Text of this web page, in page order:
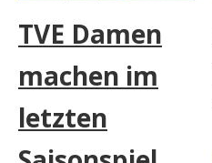
TVE Damen
machen im
letzten